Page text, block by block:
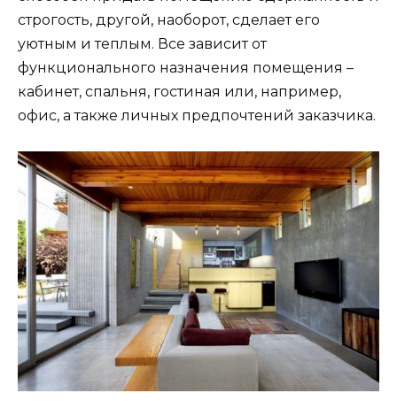
строгость, другой, наоборот, сделает его
уютным и теплым. Все зависит от
функционального назначения помещения –
кабинет, спальня, гостиная или, например,
офис, а также личных предпочтений заказчика.